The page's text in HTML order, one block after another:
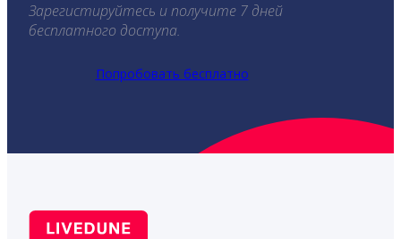
Зарегистируйтесь и получите 7 дней
бесплатного доступа.
Попробовать бесплатно